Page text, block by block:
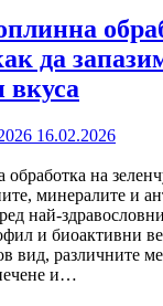
да
вкуса
16.02.2026
на
минералите и
най-
и биоактивни
вид, различните
и…